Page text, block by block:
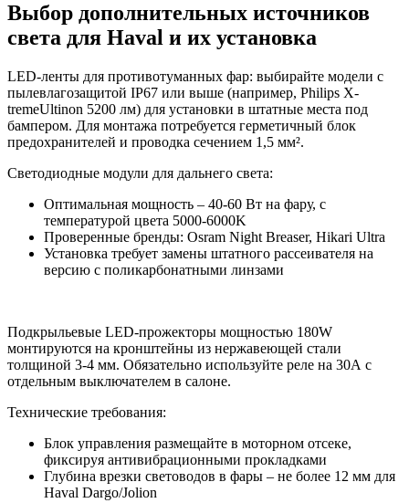
Выбор дополнительных источников
света для Haval и их установка
LED-ленты для противотуманных фар: выбирайте модели с
пылевлагозащитой IP67 или выше (например, Philips X-
tremeUltinon 5200 лм) для установки в штатные места под
бампером. Для монтажа потребуется герметичный блок
предохранителей и проводка сечением 1,5 мм².
Светодиодные модули для дальнего света:
Оптимальная мощность – 40-60 Вт на фару, с
температурой цвета 5000-6000K
Проверенные бренды: Osram Night Breaser, Hikari Ultra
Установка требует замены штатного рассеивателя на
версию с поликарбонатными линзами
Подкрыльевые LED-прожекторы мощностью 180W
монтируются на кронштейны из нержавеющей стали
толщиной 3-4 мм. Обязательно используйте реле на 30А с
отдельным выключателем в салоне.
Технические требования:
Блок управления размещайте в моторном отсеке,
фиксируя антивибрационными прокладками
Глубина врезки световодов в фары – не более 12 мм для
Haval Dargo/Jolion